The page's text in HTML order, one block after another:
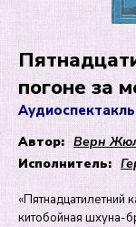
погоне за
Аудиоспектакль
Автор: Верн
Исполнитель:
китобойная шхуна-